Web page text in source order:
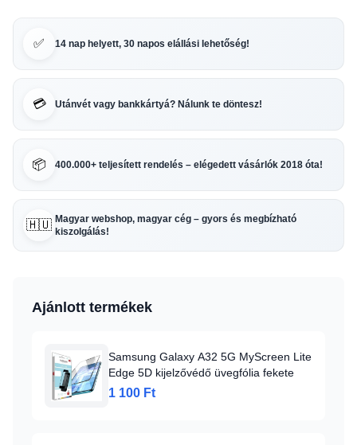
✅ 14 nap helyett, 30 napos elállási lehetőség!
💳 Utánvét vagy bankkártyá? Nálunk te döntesz!
📦 400.000+ teljesített rendelés – elégedett vásárlók 2018 óta!
🇭🇺 Magyar webshop, magyar cég – gyors és megbízható
kiszolgálás!
Ajánlott termékek
Samsung Galaxy A32 5G MyScreen Lite
Edge 5D kijelzővédő üvegfólia fekete
1 100 Ft